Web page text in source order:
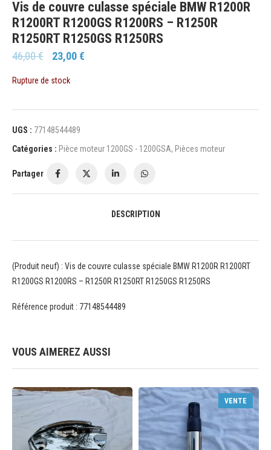
Vis de couvre culasse spéciale BMW R1200R
R1200RT R1200GS R1200RS – R1250R
R1250RT R1250GS R1250RS
46,00€ 23,00€
Rupture de stock
UGS : 77148544489
Catégories : Pièce moteur 1200GS - 1200GSA, Pièces moteur
Partager
DESCRIPTION
(Produit neuf) : Vis de couvre culasse spéciale BMW R1200R R1200RT
R1200GS R1200RS – R1250R R1250RT R1250GS R1250RS
Référence produit : 77148544489
VOUS AIMEREZ AUSSI
VENTE